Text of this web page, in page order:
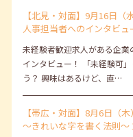
【北見・対面】9月16日
人事担当者へのインタビュ
未経験者歓迎求人がある企
インタビュー！ 「未経験可
う？ 興味はあるけど、直…
【帯広・対面】8月6日（
～きれいな字を書く法則～